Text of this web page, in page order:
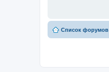
Список форумов